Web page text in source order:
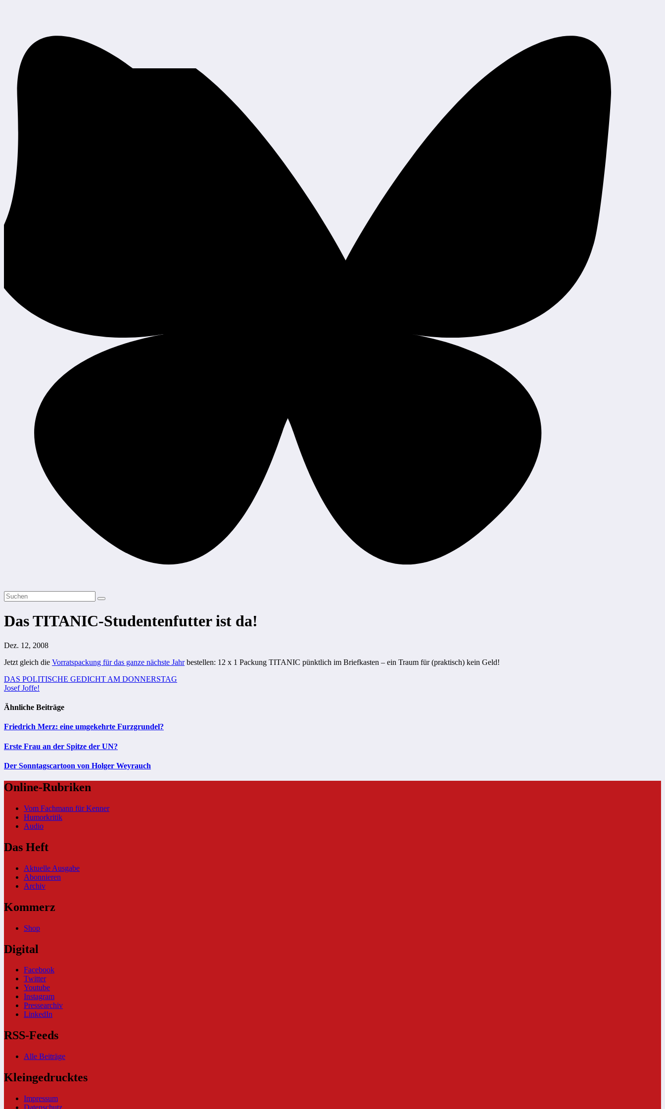
Das TITANIC-Studentenfutter ist da!
Dez. 12, 2008
Jetzt gleich die Vorratspackung für das ganze nächste Jahrbestellen: 12 x 1 Packung TITANIC pünktlich im Briefkasten – ein Traum für (praktisch) kein Geld!
Beitragsnavigation
DAS POLITISCHE GEDICHT AM DONNERSTAG
Josef Joffe!
Ähnliche Beiträge
Friedrich Merz: eine umgekehrte Furzgrundel?
Erste Frau an der Spitze der UN?
Der Sonntagscartoon von Holger Weyrauch
Online-Rubriken
Vom Fachmann für Kenner
Humorkritik
Audio
Das Heft
Aktuelle Ausgabe
Abonnieren
Archiv
Kommerz
Shop
Digital
Facebook
Twitter
Youtube
Instagram
Pressearchiv
LinkedIn
RSS-Feeds
Alle Beiträge
Kleingedrucktes
Impressum
Datenschutz